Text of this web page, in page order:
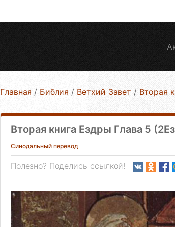
Главная / Библия / Ветхий Завет / Вторая
Вторая книга Ездры Глава 5
Синодальный перевод
Полезно? Поделись ссылкой!